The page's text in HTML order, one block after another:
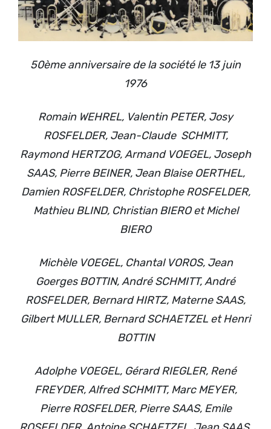
50ème anniversaire de la société le 13 juin
1976
Romain WEHREL, Valentin PETER, Josy
ROSFELDER, Jean-Claude SCHMITT,
Raymond HERTZOG, Armand VOEGEL, Joseph
SAAS, Pierre BEINER, Jean Blaise OERTHEL,
Damien ROSFELDER, Christophe ROSFELDER,
Mathieu BLIND, Christian BIERO et Michel
BIERO
Michèle VOEGEL, Chantal VOROS, Jean
Goerges BOTTIN, André SCHMITT, André
ROSFELDER, Bernard HIRTZ, Materne SAAS,
Gilbert MULLER, Bernard SCHAETZEL et Henri
BOTTIN
Adolphe VOEGEL, Gérard RIEGLER, René
FREYDER, Alfred SCHMITT, Marc MEYER,
Pierre ROSFELDER, Pierre SAAS, Emile